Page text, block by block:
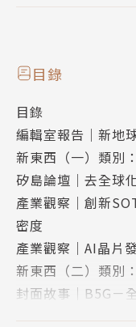
目錄
目錄
編輯室報告｜新地
新東西（一）類別
矽島論壇｜去全球
產業觀察｜創新
密度
產業觀察｜AI晶片
新東西（二）類別
封面故事｜B5G－